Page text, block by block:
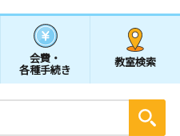
会費・
各種手続き
教室検索